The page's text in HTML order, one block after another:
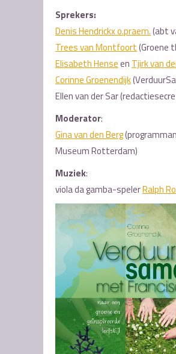
Sprekers:
Denis Hendrickx o.praem.(abt
Trees van Montfoort(Groene
Elisabeth Henseen Tjirk van
Corinne Groenendijk
Ellen van der Sar
Moderator:
Gina van den Berg
Museum Rotterdam)
Muziek:
viola da gamba-spelerRalph